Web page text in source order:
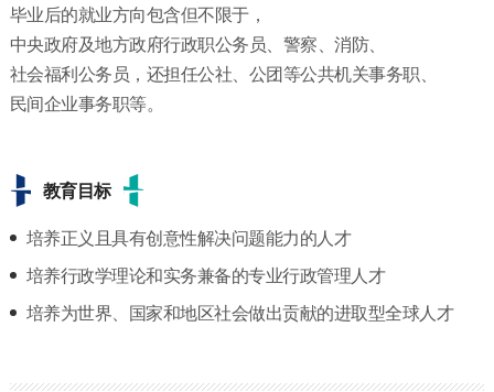
毕业后的就业方向包含但不限于，
中央政府及地方政府行政职公务员、警察、消防、
社会福利公务员，还担任公社、公团等公共机关事务职、
民间企业事务职等。
教育目标
培养正义且具有创意性解决问题能力的人才
培养行政学理论和实务兼备的专业行政管理人才
培养为世界、国家和地区社会做出贡献的进取型全球人才